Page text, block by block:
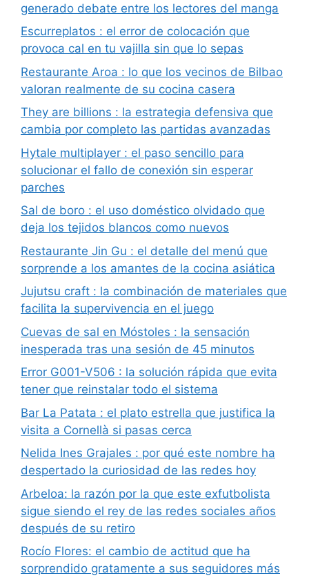
generado debate entre los lectores del manga
Escurreplatos : el error de colocación que
provoca cal en tu vajilla sin que lo sepas
Restaurante Aroa : lo que los vecinos de Bilbao
valoran realmente de su cocina casera
They are billions : la estrategia defensiva que
cambia por completo las partidas avanzadas
Hytale multiplayer : el paso sencillo para
solucionar el fallo de conexión sin esperar
parches
Sal de boro : el uso doméstico olvidado que
deja los tejidos blancos como nuevos
Restaurante Jin Gu : el detalle del menú que
sorprende a los amantes de la cocina asiática
Jujutsu craft : la combinación de materiales que
facilita la supervivencia en el juego
Cuevas de sal en Móstoles : la sensación
inesperada tras una sesión de 45 minutos
Error G001-V506 : la solución rápida que evita
tener que reinstalar todo el sistema
Bar La Patata : el plato estrella que justifica la
visita a Cornellà si pasas cerca
Nelida Ines Grajales : por qué este nombre ha
despertado la curiosidad de las redes hoy
Arbeloa: la razón por la que este exfutbolista
sigue siendo el rey de las redes sociales años
después de su retiro
Rocío Flores: el cambio de actitud que ha
sorprendido gratamente a sus seguidores más